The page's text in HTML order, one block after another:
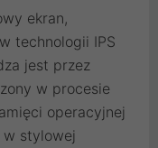
ekran,
technologii IPS
jest przez
w procesie
operacyjnej
w stylowej